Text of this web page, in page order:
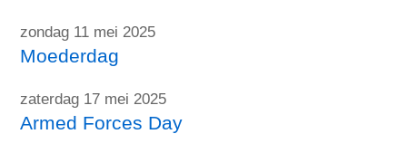
zondag 11 mei 2025
Moederdag
zaterdag 17 mei 2025
Armed Forces Day